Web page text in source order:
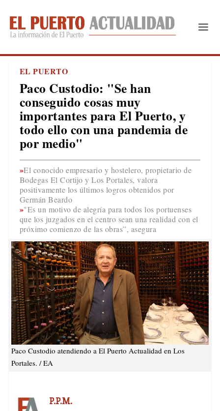
EL PUERTO
Paco Custodio: "Se han
conseguido cosas muy
importantes para El Puerto, y
todo ello con una pandemia de
por medio"
El conocido empresario y hostelero, propietario de
Bodegas El Cortijo y Los Portales, valora
positivamente los últimos logros obtenidos por
Germán Beardo
"Es un motivo de alegría para todos los portuenses
que los juzgados en el centro sean una realidad con el
próximo comienzo de las obras”, asegura
Paco Custodio atendiendo a El Puerto Actualidad en Los
Portales. / EA
P.P.M.